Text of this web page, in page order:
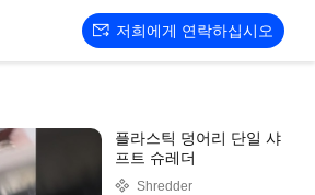
저희에게 연락하십시오
플라스틱 덩어리 단일 샤
프트 슈레더
Shredder